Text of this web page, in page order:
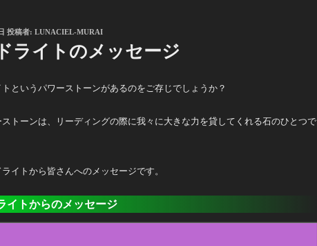
投稿者: LUNACIEL-MURAI
ライトのメッセージ
トというパワーストーンがあるのをご存じでしょうか？
ストーンは、リーディングの際に我々に大きな力を貸してくれる石のひとつで
イトから皆さんへのメッセージです。
イトからのメッセージ